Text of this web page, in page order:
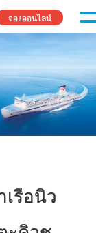
จองออนไลน์
รือนิว